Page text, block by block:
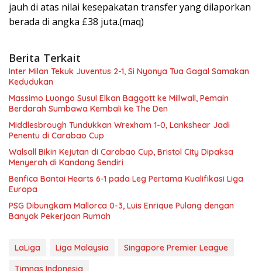
jauh di atas nilai kesepakatan transfer yang dilaporkan
berada di angka £38 juta.(maq)
Berita Terkait
Inter Milan Tekuk Juventus 2-1, Si Nyonya Tua Gagal Samakan
Kedudukan
Massimo Luongo Susul Elkan Baggott ke Millwall, Pemain
Berdarah Sumbawa Kembali ke The Den
Middlesbrough Tundukkan Wrexham 1-0, Lankshear Jadi
Penentu di Carabao Cup
Walsall Bikin Kejutan di Carabao Cup, Bristol City Dipaksa
Menyerah di Kandang Sendiri
Benfica Bantai Hearts 6-1 pada Leg Pertama Kualifikasi Liga
Europa
PSG Dibungkam Mallorca 0-3, Luis Enrique Pulang dengan
Banyak Pekerjaan Rumah
LaLiga Liga Malaysia
Singapore Premier League